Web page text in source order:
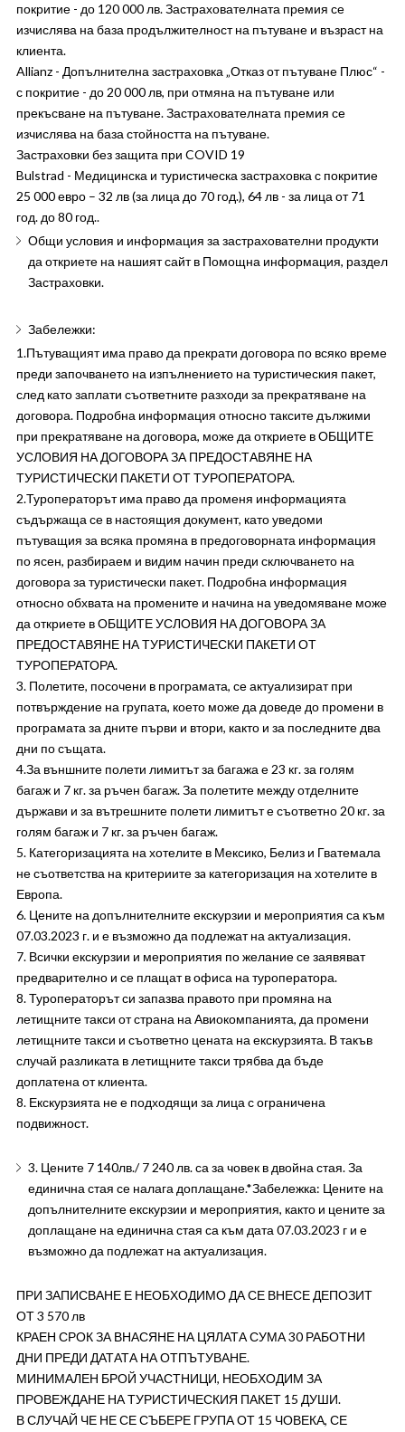
покритие - до 120 000 лв. Застрахователната премия се
изчислява на база продължителност на пътуване и възраст на
клиента.
Allianz - Допълнителна застраховка „Отказ от пътуване Плюс“ -
с покритие - до 20 000 лв, при отмяна на пътуване или
прекъсване на пътуване. Застрахователната премия се
изчислява на база стойността на пътуване.
Застраховки без защита при COVID 19
Bulstrad - Медицинска и туристическа застраховка с покритие
25 000 евро – 32 лв (за лица до 70 год.), 64 лв - за лица от 71
год. до 80 год..
Общи условия и информация за застрахователни продукти
да откриете на нашият сайт в Помощна информация, раздел
Застраховки.
Забележки:
1.Пътуващият има право да прекрати договора по всяко време
преди започването на изпълнението на туристическия пакет,
след като заплати съответните разходи за прекратяване на
договора. Подробна информация относно таксите дължими
при прекратяване на договора, може да откриете в ОБЩИТЕ
УСЛОВИЯ НА ДОГОВОРА ЗА ПРЕДОСТАВЯНЕ НА
ТУРИСТИЧЕСКИ ПАКЕТИ ОТ ТУРОПЕРАТОРА.
2.Туроператорът има право да променя информацията
съдържаща се в настоящия документ, като уведоми
пътуващия за всяка промяна в предоговорната информация
по ясен, разбираем и видим начин преди сключването на
договора за туристически пакет. Подробна информация
относно обхвата на промените и начина на уведомяване може
да откриете в ОБЩИТЕ УСЛОВИЯ НА ДОГОВОРА ЗА
ПРЕДОСТАВЯНЕ НА ТУРИСТИЧЕСКИ ПАКЕТИ ОТ
ТУРОПЕРАТОРА.
3. Полетите, посочени в програмата, се актуализират при
потвърждение на групата, което може да доведе до промени в
програмата за дните първи и втори, както и за последните два
дни по същата.
4.За външните полети лимитът за багажа е 23 кг. за голям
багаж и 7 кг. за ръчен багаж. За полетите между отделните
държави и за вътрешните полети лимитът е съответно 20 кг. за
голям багаж и 7 кг. за ръчен багаж.
5. Категоризацията на хотелите в Мексико, Белиз и Гватемала
не съответства на критериите зa категоризация на хотелите в
Европа.
6. Цените на допълнителните екскурзии и мероприятия са към
07.03.2023 г. и е възможно да подлежат на актуализация.
7. Всички екскурзии и мероприятия по желание се заявяват
предварително и се плащат в офиса на туроператора.
8. Туроператорът си запазва правото при промяна на
летищните такси от страна на Авиокомпанията, да промени
летищните такси и съответно цената на екскурзията. В такъв
случай разликата в летищните такси трябва да бъде
доплатена от клиента.
8. Екскурзията не е подходящи за лица с ограничена
подвижност.
3. Цените 7 140лв./ 7 240 лв. са за човек в двойна стая. За
единична стая се налага доплащане.*Забележка: Цените на
допълнителните екскурзии и мероприятия, както и цените за
доплащане на единична стая са към дата 07.03.2023 г и е
възможно да подлежат на актуализация.
ПРИ ЗАПИСВАНЕ Е НЕОБХОДИМО ДА СЕ ВНЕСЕ ДЕПОЗИТ
ОТ 3 570 лв
КРАЕН СРОК ЗА ВНАСЯНЕ НА ЦЯЛАТА СУМА 30 РАБОТНИ
ДНИ ПРЕДИ ДАТАТА НА ОТПЪТУВАНЕ.
МИНИМАЛЕН БРОЙ УЧАСТНИЦИ, НЕОБХОДИМ ЗА
ПРОВЕЖДАНЕ НА ТУРИСТИЧЕСКИЯ ПАКЕТ 15 ДУШИ.
В СЛУЧАЙ ЧЕ НЕ СЕ СЪБЕРЕ ГРУПА ОТ 15 ЧОВЕКА, СЕ